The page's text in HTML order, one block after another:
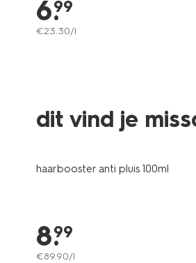
6.
99
€23.30/l
dit vind je
haarbooster anti pluis 100ml
8.
99
€89.90/l